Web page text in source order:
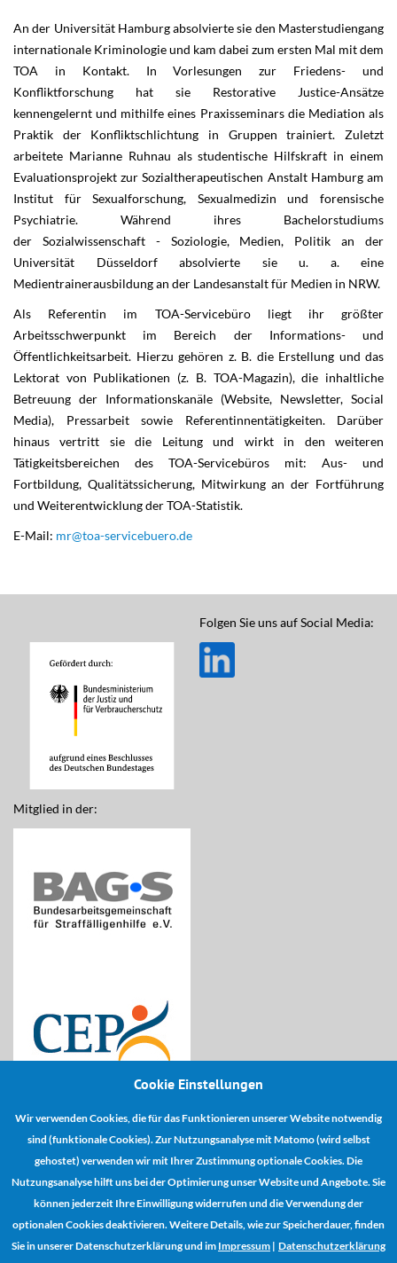
Cookie Einstellungen
Wir verwenden Cookies, die für das Funktionieren unserer Website notwendig
sind (funktionale Cookies). Zur Nutzungsanalyse mit Matomo (wird selbst
gehostet) verwenden wir mit Ihrer Zustimmung optionale Cookies. Die
Nutzungsanalyse hilft uns bei der Optimierung unser Website und Angebote. Sie
können jederzeit Ihre Einwilligung widerrufen und die Verwendung der
optionalen Cookies deaktivieren. Weitere Details, wie zur Speicherdauer, finden
Sie in unserer Datenschutzerklärung und im Impressum | Datenschutzerklärung
An der Universität Hamburg absolvierte sie den Masterstudiengang
internationale Kriminologie und kam dabei zum ersten Mal mit dem
TOA in Kontakt. In Vorlesungen zur Friedens- und
Konfliktforschung hat sie Restorative Justice-Ansätze
kennengelernt und mithilfe eines Praxisseminars die Mediation als
Praktik der Konfliktschlichtung in Gruppen trainiert. Zuletzt
arbeitete Marianne Ruhnau als studentische Hilfskraft in einem
Evaluationsprojekt zur Sozialtherapeutischen Anstalt Hamburg am
Institut für Sexualforschung, Sexualmedizin und forensische
Psychiatrie. Während ihres Bachelorstudiums
der Sozialwissenschaft - Soziologie, Medien, Politik an der
Universität Düsseldorf absolvierte sie u. a. eine
Medientrainerausbildung an der Landesanstalt für Medien in NRW.
Als Referentin im TOA-Servicebüro liegt ihr größter
Arbeitsschwerpunkt im Bereich der Informations- und
Öffentlichkeitsarbeit. Hierzu gehören z. B. die Erstellung und das
Lektorat von Publikationen (z. B. TOA-Magazin), die inhaltliche
Betreuung der Informationskanäle (Website, Newsletter, Social
Media), Pressarbeit sowie Referentinnentätigkeiten. Darüber
hinaus vertritt sie die Leitung und wirkt in den weiteren
Tätigkeitsbereichen des TOA-Servicebüros mit: Aus- und
Fortbildung, Qualitätssicherung, Mitwirkung an der Fortführung
und Weiterentwicklung der TOA-Statistik.
E-Mail: mr@toa-servicebuero.de
Mitglied in der:
Kooperationspartner:
Folgen Sie uns auf Social Media: